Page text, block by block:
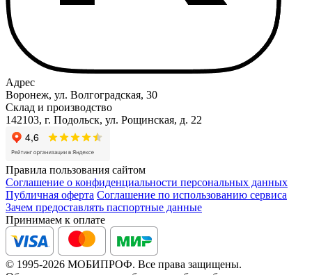
Адрес
Воронеж, ул. Волгоградская, 30
Склад и производство
142103, г. Подольск, ул. Рощинская, д. 22
Правила пользования сайтом
Соглашение о конфиденциальности персональных данных
Публичная оферта Соглашение по использованию сервиса
Зачем предоставлять паспортные данные
Принимаем к оплате
© 1995-2026 МОБИПРОФ. Все права защищены.